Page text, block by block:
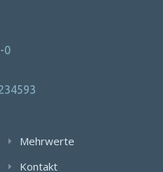
0
Mehrwerte
Kontakt